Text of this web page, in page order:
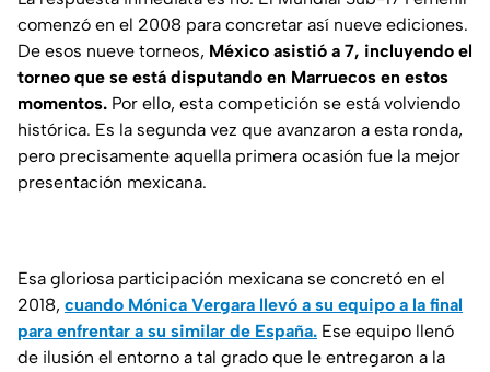
comenzó en el 2008 para concretar así nueve ediciones.
De esos nueve torneos, México asistió a 7, incluyendo el
torneo que se está disputando en Marruecos en estos
momentos. Por ello, esta competición se está volviendo
histórica. Es la segunda vez que avanzaron a esta ronda,
pero precisamente aquella primera ocasión fue la mejor
presentación mexicana.
Esa gloriosa participación mexicana se concretó en el
2018, cuando Mónica Vergara llevó a su equipo a la final
para enfrentar a su similar de España. Ese equipo llenó
de ilusión el entorno a tal grado que le entregaron a la